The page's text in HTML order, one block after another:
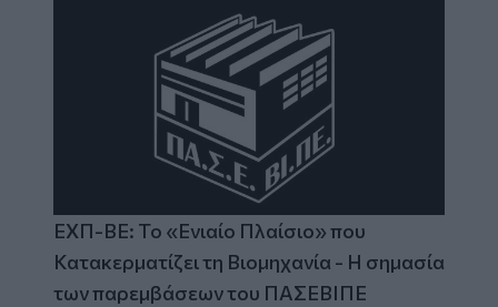
ΕΧΠ-ΒΕ: Το «Ενιαίο Πλαίσιο» που
Κατακερματίζει τη Βιομηχανία - Η σημασία
των παρεμβάσεων του ΠΑΣΕΒΙΠΕ